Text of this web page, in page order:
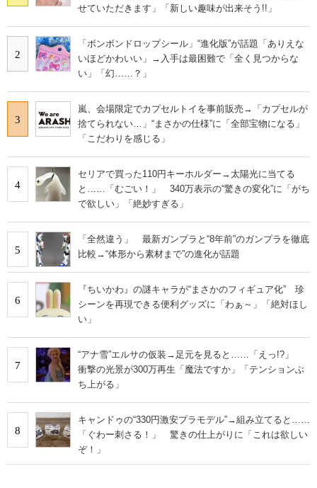
せていただきます」「新しい趣味が出来そう!!」
2
「ボンボンドロップシール」“進化版”が話題「ありえな
いほどかわいい」→入手は最困難で「全く見つからな
い」「幻……？」
3
嵐、会場限定でカプセルトイを事前販売→「カプセルが
捨てられない…」“まさかの仕様”に「全部宝物になる」
「こだわりを感じる」
4
セリアで買った110円キーホルダー→太陽光に当てる
と……「むごい！」 340万表示の“驚きの変化”に「がち
で欲しい」「絶妙すぎる」
5
「全然違う」 最新ガンプラと“8年前”のガンプラを徹底
比較→“体形から素材まで”の進化が話題
6
『ちいかわ』の謎キャラが“まさかのフィギュア化” 珍
シーンを再現できる便利グッズに「わぁ～」「絶対ほし
い」
7
“アナ雪”エルサの仮装→足元を見ると……「えっ!?」
衝撃の光景が300万再生「魔法ですか」「テンションぶ
ち上がる」
8
キャンドゥの“330円激安プラモデル”→組み立てると……
「ぐわー刺さる！」 驚きの仕上がりに「これは欲しい
ぞ！」